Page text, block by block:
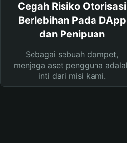
Cegah Risiko Otorisasi
Berlebihan Pada DApp
dan Penipuan
Sebagai sebuah dompet,
menjaga aset pengguna
inti dari misi kami.